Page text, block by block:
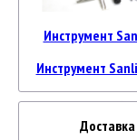
Инструмент
Инструмент
Доставка